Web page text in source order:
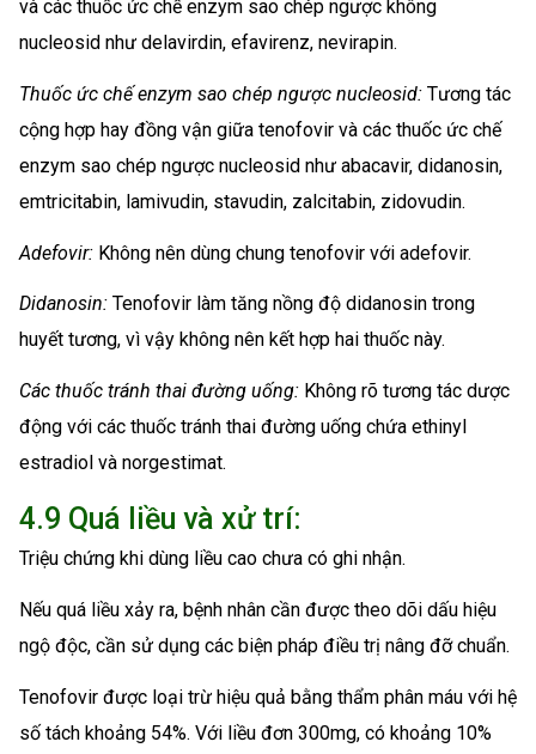
và các thuốc ức chế enzym sao chép ngược không
nucleosid như delavirdin, efavirenz, nevirapin.
Thuốc ức chế enzym sao chép ngược nucleosid: Tương tác
cộng hợp hay đồng vận giữa tenofovir và các thuốc ức chế
enzym sao chép ngược nucleosid như abacavir, didanosin,
emtricitabin, lamivudin, stavudin, zalcitabin, zidovudin.
Adefovir: Không nên dùng chung tenofovir với adefovir.
Didanosin: Tenofovir làm tăng nồng độ didanosin trong
huyết tương, vì vậy không nên kết hợp hai thuốc này.
Các thuốc tránh thai đường uống: Không rõ tương tác dược
động với các thuốc tránh thai đường uống chứa ethinyl
estradiol và norgestimat.
4.9 Quá liều và xử trí:
Triệu chứng khi dùng liều cao chưa có ghi nhận.
Nếu quá liều xảy ra, bệnh nhân cần được theo dõi dấu hiệu
ngộ độc, cần sử dụng các biện pháp điều trị nâng đỡ chuẩn.
Tenofovir được loại trừ hiệu quả bằng thẩm phân máu với hệ
số tách khoảng 54%. Với liều đơn 300mg, có khoảng 10%